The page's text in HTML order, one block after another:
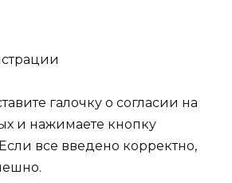
галочку о согласии на
и нажимаете кнопку
все введено корректно,